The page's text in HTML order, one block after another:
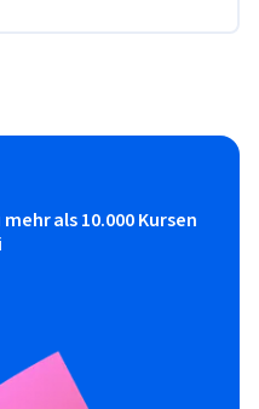
als 10.000 Kursen